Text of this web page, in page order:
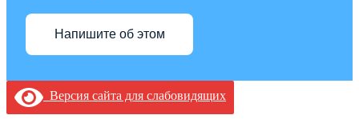
Напишите об этом
Версия сайта для слабовидящих